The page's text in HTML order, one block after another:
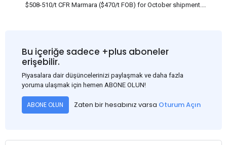
$508-510/t CFR Marmara ($470/t FOB) for October shipment.
market. Information about sales of 15,000-20,000 t at $485/t
CFR around two weeks ago was circulating in the market, but it
could not be confirmed at the time of publication. This was a re-
export of Donbas material provided by a Russian mill.
Bu içeriğe sadece +plus aboneler
erişebilir.
Piyasalara dair düşüncelerinizi paylaşmak ve daha fazla
yoruma ulaşmak için hemen ABONE OLUN!
ABONE OLUN Zaten bir hesabınız varsa Oturum Açın